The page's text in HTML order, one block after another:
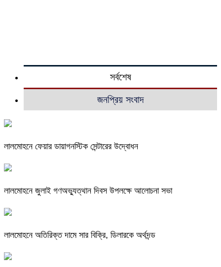
সর্বশেষ
জনপ্রিয় সংবাদ
লালমোহনে ফেয়ার ডায়াগনস্টিক সেন্টারের উদ্বোধন
লালমোহনে জুলাই গণঅভ্যুত্থান দিবস উপলক্ষে আলোচনা সভা
লালমোহনে অতিরিক্ত দামে সার বিক্রি, ডিলারকে অর্থদন্ড